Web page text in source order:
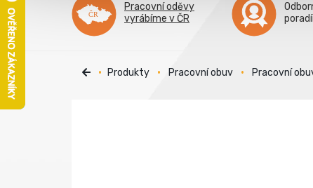
Pracovní oděvy
vyrábíme v ČR
Produkty Pracovní obuv Pracovní